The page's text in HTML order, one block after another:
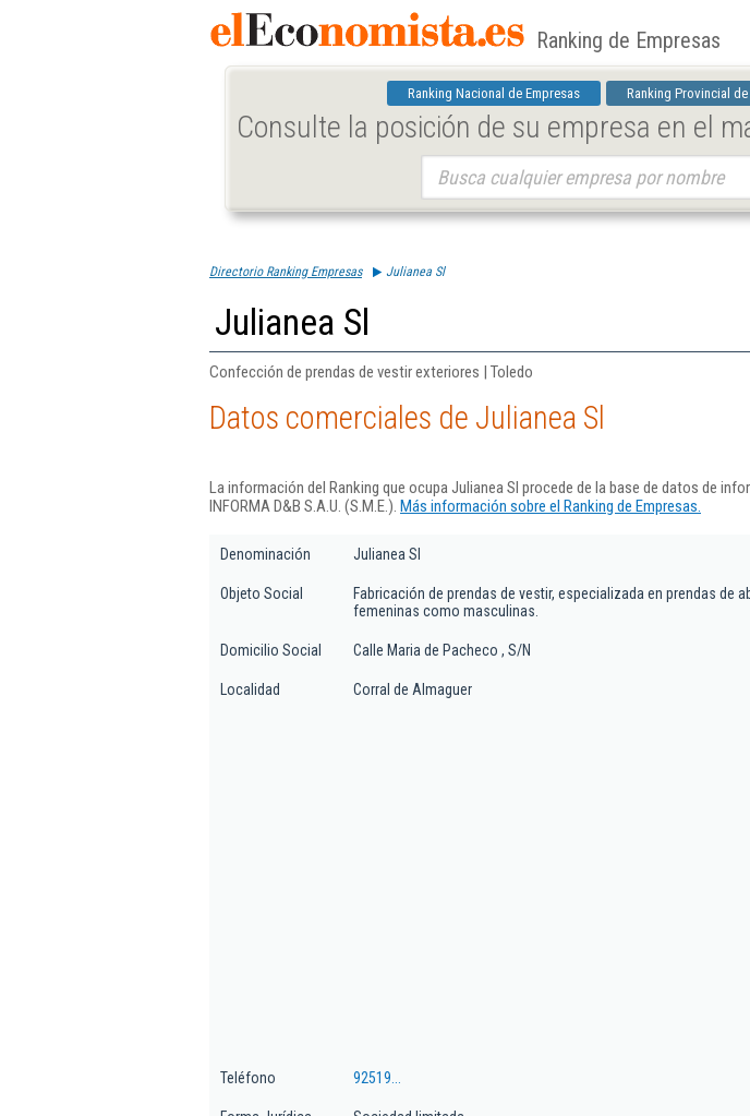
Ranking de Empresas
Ranking Nacional de Empresas Ranking Provincial de
Consulte la posición de su empresa en el
Directorio Ranking Empresas Julianea Sl
Julianea Sl
Confección de prendas de vestir exteriores | Toledo
Datos comerciales de Julianea Sl
La información del Ranking que ocupa Julianea Sl procede de la base de datos de
INFORMA D&B S.A.U. (S.M.E.). Más información sobre el Ranking de Empresas.
Denominación Julianea Sl
Objeto Social
Fabricación de prendas de vestir, especializada en prendas de
femeninas como masculinas.
Domicilio Social Calle Maria de Pacheco , S/N
Localidad Corral de Almaguer
Teléfono 92519...